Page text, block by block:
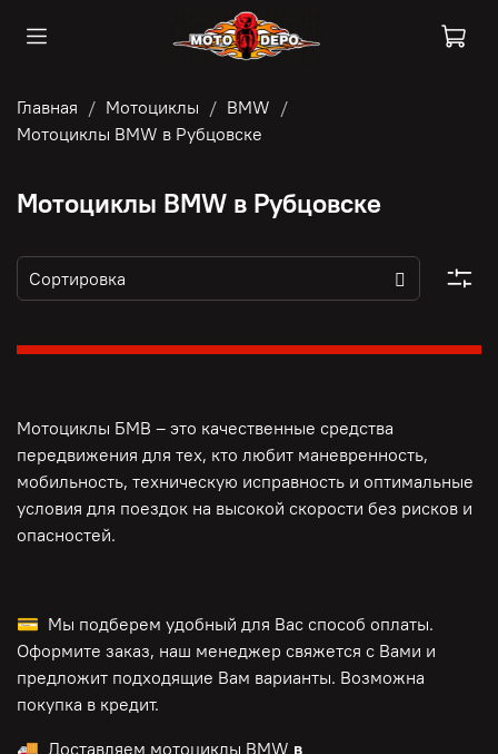
Главная Мотоциклы
BMW
Мотоциклы BMW в Рубцовске
Мотоциклы BMW в Рубцовске
Мотоциклы БМВ – это качественные средства
передвижения для тех, кто любит маневренность,
мобильность, техническую исправность и оптимальные
условия для поездок на высокой скорости без рисков и
опасностей.
💳 Мы подберем удобный для Вас способ оплаты.
Оформите заказ, наш менеджер свяжется с Вами и
предложит подходящие Вам варианты. Возможна
покупка в кредит.
🚚 Доставляем мотоциклы BMW в